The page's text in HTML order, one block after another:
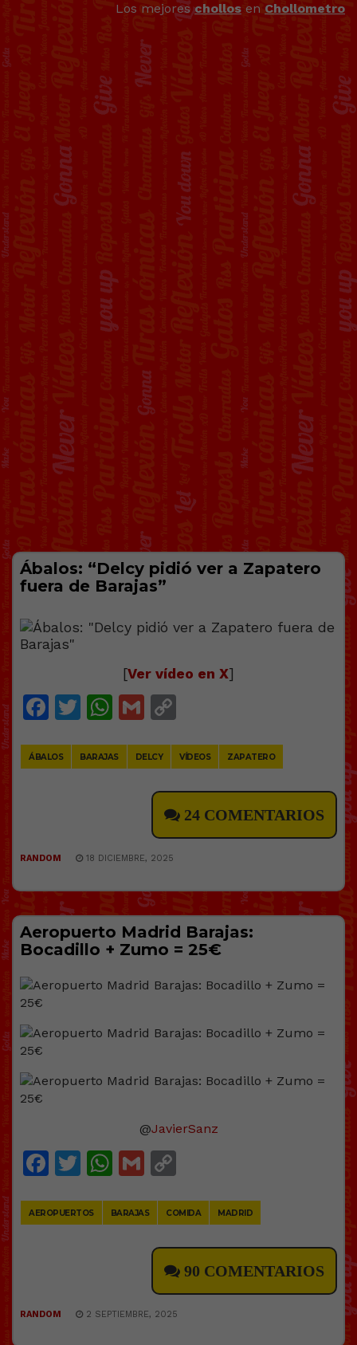
Los mejoreschollos en Chollometro
Ábalos: “Delcy pidió ver a Zapatero
fuera de Barajas”
[Ver vídeo en X]
Facebook
Twitter
WhatsApp
Gmail
ÁBALOS BARAJAS DELCY VÍDEOS ZAPATERO
24 COMENTARIOS
RANDOM 18 DICIEMBRE, 2025
Aeropuerto Madrid Barajas:
Bocadillo + Zumo = 25€
@JavierSanz
Facebook
Twitter
WhatsApp
Gmail
AEROPUERTOS BARAJAS COMIDA MADRID
90 COMENTARIOS
RANDOM 2 SEPTIEMBRE, 2025